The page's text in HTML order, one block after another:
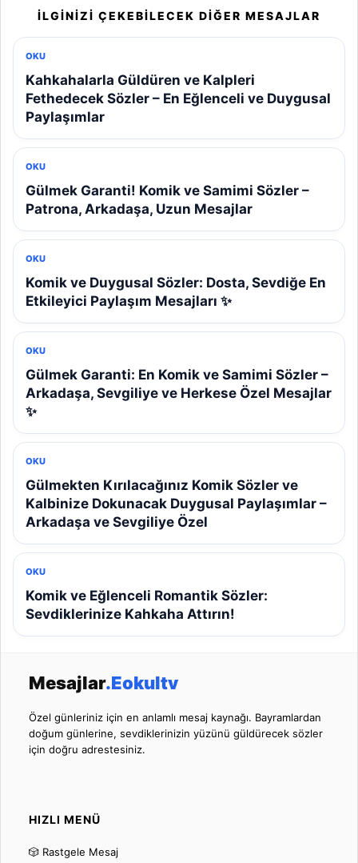
İLGINIZI ÇEKEBILECEK DIĞER MESAJLAR
OKU
Kahkahalarla Güldüren ve Kalpleri
Fethedecek Sözler – En Eğlenceli ve Duygusal
Paylaşımlar
OKU
Gülmek Garanti! Komik ve Samimi Sözler –
Patrona, Arkadaşa, Uzun Mesajlar
OKU
Komik ve Duygusal Sözler: Dosta, Sevdiğe En
Etkileyici Paylaşım Mesajları ✨
OKU
Gülmek Garanti: En Komik ve Samimi Sözler –
Arkadaşa, Sevgiliye ve Herkese Özel Mesajlar
✨
OKU
Gülmekten Kırılacağınız Komik Sözler ve
Kalbinize Dokunacak Duygusal Paylaşımlar –
Arkadaşa ve Sevgiliye Özel
OKU
Komik ve Eğlenceli Romantik Sözler:
Sevdiklerinize Kahkaha Attırın!
Mesajlar.Eokultv
Özel günleriniz için en anlamlı mesaj kaynağı. Bayramlardan
doğum günlerine, sevdiklerinizin yüzünü güldürecek sözler
için doğru adrestesiniz.
HIZLI MENÜ
🎲 Rastgele Mesaj